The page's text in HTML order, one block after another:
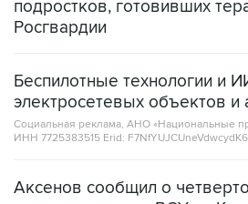
Беспилотные технологии и
Социальная реклама, АНО «Национальные
ИНН 7725383515 Erid:
Аксенов сообщил о